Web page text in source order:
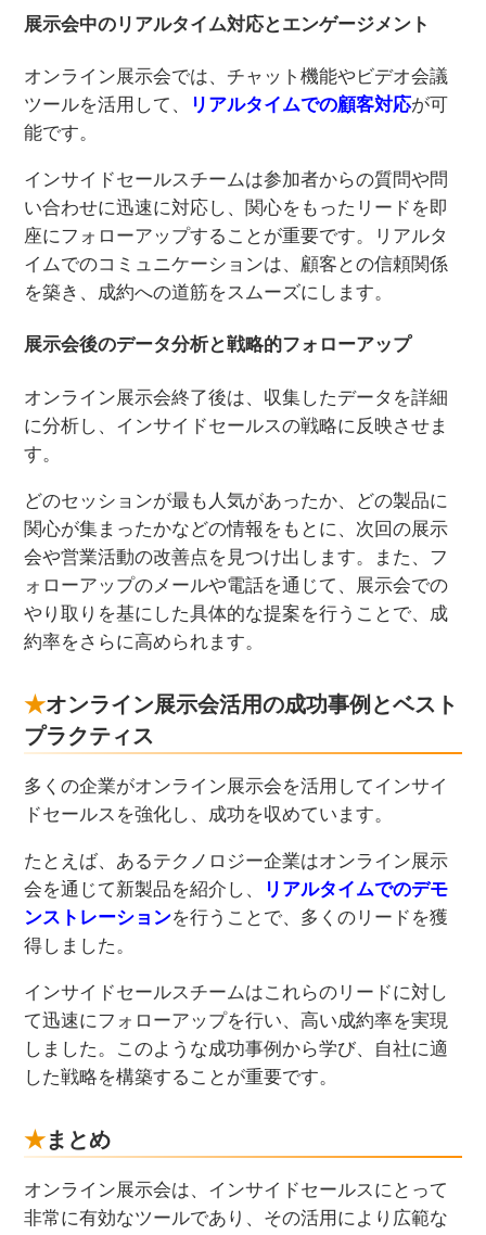
展示会中のリアルタイム対応とエンゲージメント
オンライン展示会では、チャット機能やビデオ会議
ツールを活用して、
リアルタイムでの顧客対応が可
能です。
インサイドセールスチームは参加者からの質問や問
い合わせに迅速に対応し、関心をもったリードを即
座にフォローアップすることが重要です。リアルタ
イムでのコミュニケーションは、顧客との信頼関係
を築き、成約への道筋をスムーズにします。
展示会後のデータ分析と戦略的フォローアップ
オンライン展示会終了後は、収集したデータを詳細
に分析し、インサイドセールスの戦略に反映させま
す。
どのセッションが最も人気があったか、どの製品に
関心が集まったかなどの情報をもとに、次回の展示
会や営業活動の改善点を見つけ出します。また、フ
ォローアップのメールや電話を通じて、展示会での
やり取りを基にした具体的な提案を行うことで、成
約率をさらに高められます。
オンライン展示会活用の成功事例とベスト
プラクティス
多くの企業がオンライン展示会を活用してインサイ
ドセールスを強化し、成功を収めています。
たとえば、あるテクノロジー企業はオンライン展示
会を通じて新製品を紹介し、
リアルタイムでのデモ
ンストレーションを行うことで、多くのリードを獲
得しました。
インサイドセールスチームはこれらのリードに対し
て迅速にフォローアップを行い、高い成約率を実現
しました。このような成功事例から学び、自社に適
した戦略を構築することが重要です。
まとめ
オンライン展示会は、インサイドセールスにとって
非常に有効なツールであり、その活用により広範な